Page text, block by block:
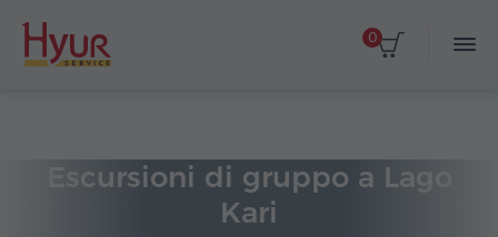
0
Escursioni di gruppo a Lago
Kari